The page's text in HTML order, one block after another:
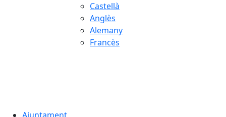
Castellà
Anglès
Alemany
Francès